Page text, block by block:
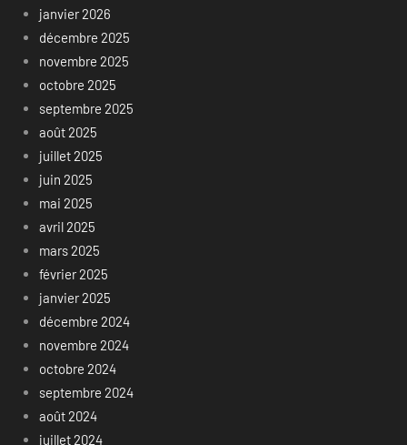
janvier 2026
décembre 2025
novembre 2025
octobre 2025
septembre 2025
août 2025
juillet 2025
juin 2025
mai 2025
avril 2025
mars 2025
février 2025
janvier 2025
décembre 2024
novembre 2024
octobre 2024
septembre 2024
août 2024
juillet 2024